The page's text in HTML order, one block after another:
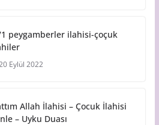
peygamberler ilahisi-çoçuk
Eylül 2022
Allah İlahisi – Çocuk İlahisi
– Uyku Duası